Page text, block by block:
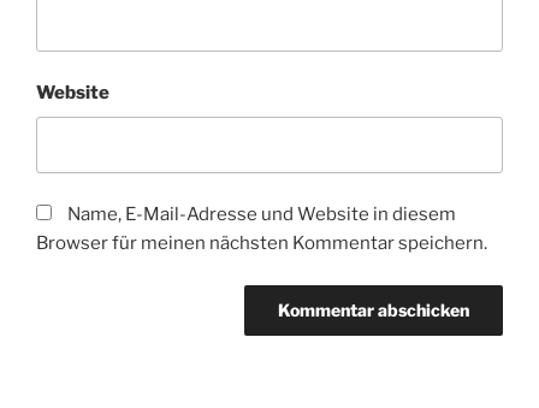
Website
Name, E-Mail-Adresse und Website in diesem
Browser für meinen nächsten Kommentar speichern.